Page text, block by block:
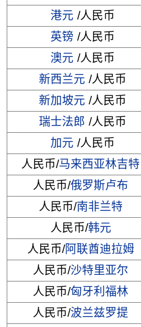
港元 /人民币
英镑 /人民币
澳元 /人民币
新西兰元 /人民币
新加坡元 /人民币
瑞士法郎 /人民币
加元 /人民币
人民币/马来西亚林吉特
人民币/俄罗斯卢布
人民币/南非兰特
人民币/韩元
人民币/阿联酋迪拉姆
人民币/沙特里亚尔
人民币/匈牙利福林
人民币/波兰兹罗提